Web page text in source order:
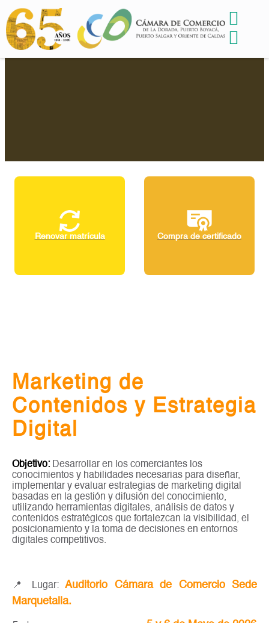
Renovar matrícula Compra de certificado
Marketing de
Contenidos y Estrategia
Digital
Objetivo: Desarrollar en los comerciantes los
conocimientos y habilidades necesarias para diseñar,
implementar y evaluar estrategias de marketing digital
basadas en la gestión y difusión del conocimiento,
utilizando herramientas digitales, análisis de datos y
contenidos estratégicos que fortalezcan la visibilidad, el
posicionamiento y la toma de decisiones en entornos
digitales competitivos.
📍 Lugar:Auditorio Cámara de Comercio Sede
Marquetalia.